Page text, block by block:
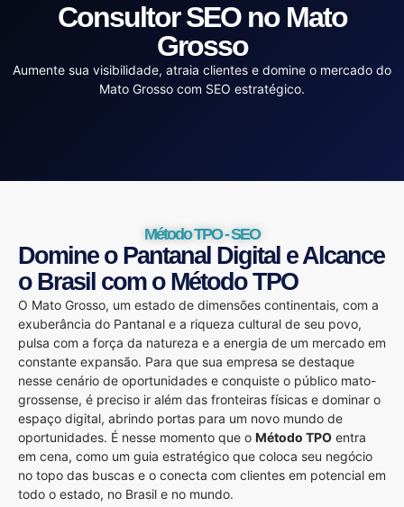
Consultor SEO no Mato
Grosso
Aumente sua visibilidade, atraia clientes e domine o mercado do
Mato Grosso com SEO estratégico.
Método TPO - SEO
Domine o Pantanal Digital e Alcance
o Brasil com o Método TPO
O Mato Grosso, um estado de dimensões continentais, com a
exuberância do Pantanal e a riqueza cultural de seu povo,
pulsa com a força da natureza e a energia de um mercado em
constante expansão. Para que sua empresa se destaque
nesse cenário de oportunidades e conquiste o público mato-
grossense, é preciso ir além das fronteiras físicas e dominar o
espaço digital, abrindo portas para um novo mundo de
oportunidades. É nesse momento que o Método TPO entra
em cena, como um guia estratégico que coloca seu negócio
no topo das buscas e o conecta com clientes em potencial em
todo o estado, no Brasil e no mundo.